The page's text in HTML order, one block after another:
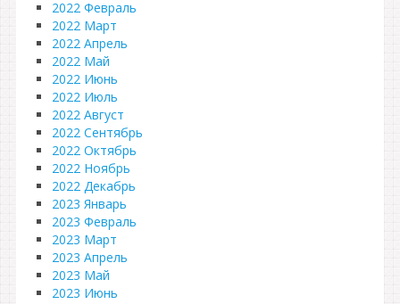
2022 Февраль
2022 Март
2022 Апрель
2022 Май
2022 Июнь
2022 Июль
2022 Август
2022 Сентябрь
2022 Октябрь
2022 Ноябрь
2022 Декабрь
2023 Январь
2023 Февраль
2023 Март
2023 Апрель
2023 Май
2023 Июнь